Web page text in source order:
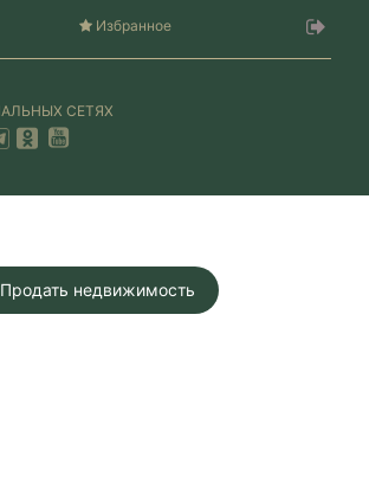
Избранное
СЕТЯХ
Продать недвижимость